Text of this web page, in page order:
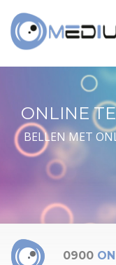
ONLINE
BELLEN MET
0900